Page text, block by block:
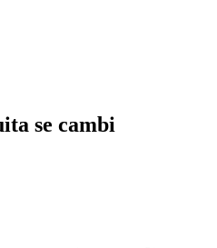
se cambi